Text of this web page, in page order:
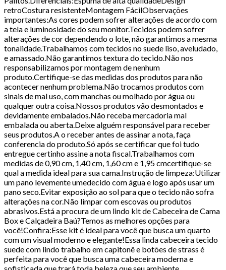
retroCostura resistenteMontagem FácilObservações
importantes:As cores podem sofrer alterações de acordo com
a tela e luminosidade do seu monitor.Tecidos podem sofrer
alterações de cor dependendo o lote, não garantimos a mesma
tonalidade.Trabalhamos com tecidos no suede liso, aveludado,
e amassado.Não garantimos textura do tecido.Não nos
responsabilizamos por montagem de nenhum
produto.Certifique-se das medidas dos produtos para não
acontecer nenhum problema.Não trocamos produtos com
sinais de mal uso, com manchas ou molhado por água ou
qualquer outra coisa.Nossos produtos vão desmontados e
devidamente embalados.Não receba mercadoria mal
embalada ou aberta.Deixe alguém responsável para receber
seus produtos.A o receber antes de assinar a nota, faça
conferencia do produto.Só após se certificar que foi tudo
entregue certinho assine a nota fiscal.Trabalhamos com
medidas de 0,90 cm, 1,40 cm, 1,60 cm e 1,95 cmcertifique-se
qual a medida ideal para sua cama.Instrução de limpeza:Utilizar
um pano levemente umedecido com água e logo após usar um
pano seco.Evitar exposição ao sol para que o tecido não sofra
alterações na cor.Não limpar com escovas ou produtos
abrasivos.Está a procura de um lindo kit de Cabeceira de Cama
Box e Calçadeira Baú?Temos as melhores opções para
você!Confira:Esse kit é ideal para você que busca um quarto
com um visual moderno e elegante!Essa linda cabeceira tecido
suede com lindo trabalho em capitonê e botões de strass é
perfeita para você que busca uma cabeceira moderna e